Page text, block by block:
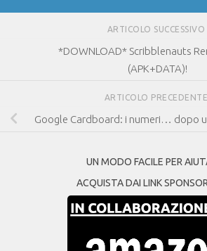
ARTICOLO SUCCESSIVO
*DOWNLOAD* Scribblenauts
(APK+DATA)!
ARTICOLO PRECEDENTE
Google Cardboard: i numeri… dopo
UN MODO FACILE PER
ACQUISTA DAI LINK